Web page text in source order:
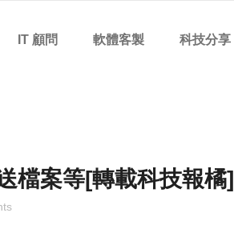
IT 顧問 軟體客製 科技分享
檔案等[轉載科技報橘]